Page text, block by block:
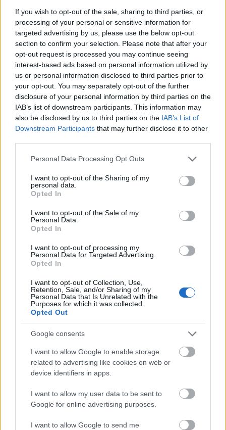
If you wish to opt-out of the sale, sharing to third parties, or
processing of your personal or sensitive information for
targeted advertising by us, please use the below opt-out
section to confirm your selection. Please note that after your
opt-out request is processed you may continue seeing
interest-based ads based on personal information utilized by
us or personal information disclosed to third parties prior to
your opt-out. You may separately opt-out of the further
disclosure of your personal information by third parties on the
IAB’s list of downstream participants. This information may
also be disclosed by us to third parties on the IAB’s List of
Downstream Participants that may further disclose it to other
Please note that this website/app uses one or more Google
not limited to your visit or usage behaviour. You may click to
grant or deny consent to Google and its third-party tags to
use your data for below specified purposes in below Google
consent section.
Personal Data Processing Opt Outs
I want to opt-out of the Sharing of my
personal data.
Opted In
I want to opt-out of the Sale of my
Personal Data.
Opted In
I want to opt-out of processing my
Personal Data for Targeted Advertising.
Opted In
I want to opt-out of Collection, Use,
Retention, Sale, and/or Sharing of my
Personal Data that Is Unrelated with the
Purposes for which it was collected.
Opted Out
Google consents
I want to allow Google to enable storage
related to advertising like cookies on web or
device identifiers in apps.
I want to allow my user data to be sent to
Google for online advertising purposes.
I want to allow Google to send me
Επανέρχεται η πενθήμερη αποβολή, καθώς
αυτή τη στιγμή η υψηλότερη ποινή είναι η
διήμερη αποβολή.
Επανέρχεται και ο διαχωρισμός των απουσιών
σε αδικαιολόγητες και δικαιολογημένες 40 – 75.
Στις περιπτώσεις μαθητών, οι οποίοι έχουν
προκαλέσει υλικές ζημιές στο σχολείο τότε οι
γονείς θα επιβαρύνονται οικονομικά για την
κάλυψη του κόστους της επιδιόρθωσης.
βιβλίο ύλης και οι βαθμολογικές επιδόσεις των
γνωρίζουν ανά πάσα στιγμή τι συμβαίνει στο
σχολείο.
Η χρήση κινητών τηλεφώνων στο σχολείο
παραμένει απαγορευτική και επιπλέον, σύμφωνα
με τις πληροφορίες της ΕΡΤ, όσοι μαθητές
χρησιμοποιούν τα κινητά τους τηλέφωνα για να
εκθέσουν συμμαθητές τους στα μέσα κοινωνικής
δικτύωσης θα έρχονται αντιμέτωποι με την
αυστηρότερη ποινή που είναι η αλλαγή σχολικού
περιβάλλοντος.
Ακολουθήστε τοinsider.gr στο Google News
και μάθετε
πρώτοι όλες τιςειδήσεις από την Ελλάδα και τον κόσμο.